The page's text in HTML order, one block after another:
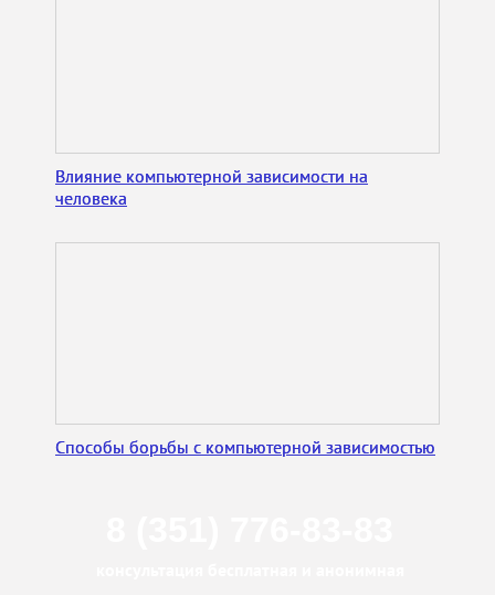
Влияние компьютерной зависимости на
человека
Способы борьбы с компьютерной зависимостью